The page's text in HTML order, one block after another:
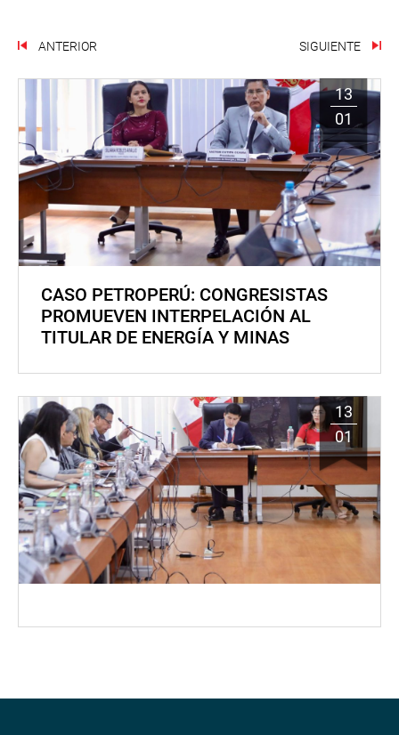
ANTERIOR SIGUIENTE
13
01
CASO PETROPERÚ: CONGRESISTAS
PROMUEVEN INTERPELACIÓN AL
TITULAR DE ENERGÍA Y MINAS
13
01